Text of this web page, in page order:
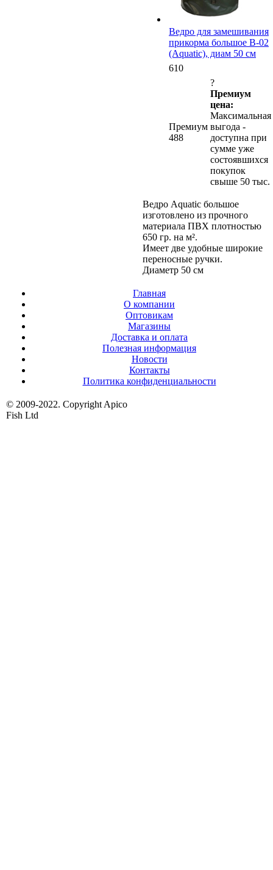
Ведро для замешивания
прикорма большое B-02
(Aquatic), диам 50 см
610
Премиум
488
?
Премиум
цена:
Максимальная
выгода -
доступна при
сумме уже
состоявшихся
покупок
свыше 50 тыс.
Ведро Aquatic большое
изготовлено из прочного
материала ПВХ плотностью
650 гр. на м².
Имеет две удобные широкие
переносные ручки.
Диаметр 50 см
Главная
О компании
Оптовикам
Магазины
Доставка и оплата
Полезная информация
Новости
Контакты
Политика конфиденциальности
© 2009-2022. Copyright Apico
Fish Ltd